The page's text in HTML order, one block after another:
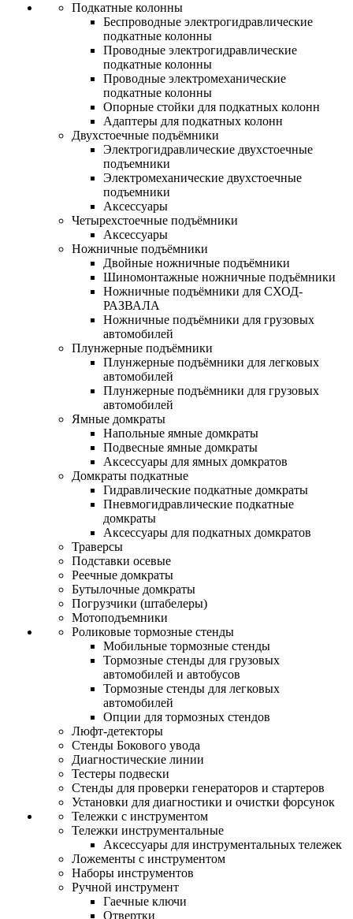
Подкатные колонны
Беспроводные электрогидравлические
подкатные колонны
Проводные электрогидравлические
подкатные колонны
Проводные электромеханические
подкатные колонны
Опорные стойки для подкатных колонн
Адаптеры для подкатных колонн
Двухстоечные подъёмники
Электрогидравлические двухстоечные
подъемники
Электромеханические двухстоечные
подъемники
Аксессуары
Четырехстоечные подъёмники
Аксессуары
Ножничные подъёмники
Двойные ножничные подъёмники
Шиномонтажные ножничные подъёмники
Ножничные подъёмники для СХОД-
РАЗВАЛА
Ножничные подъёмники для грузовых
автомобилей
Плунжерные подъёмники
Плунжерные подъёмники для легковых
автомобилей
Плунжерные подъёмники для грузовых
автомобилей
Ямные домкраты
Напольные ямные домкраты
Подвесные ямные домкраты
Аксессуары для ямных домкратов
Домкраты подкатные
Гидравлические подкатные домкраты
Пневмогидравлические подкатные
домкраты
Аксессуары для подкатных домкратов
Траверсы
Подставки осевые
Реечные домкраты
Бутылочные домкраты
Погрузчики (штабелеры)
Мотоподъемники
Роликовые тормозные стенды
Мобильные тормозные стенды
Тормозные стенды для грузовых
автомобилей и автобусов
Тормозные стенды для легковых
автомобилей
Опции для тормозных стендов
Люфт-детекторы
Стенды Бокового увода
Диагностические линии
Тестеры подвески
Стенды для проверки генераторов и стартеров
Установки для диагностики и очистки форсунок
Тележки с инструментом
Тележки инструментальные
Аксессуары для инструментальных тележек
Ложементы с инструментом
Наборы инструментов
Ручной инструмент
Гаечные ключи
Отвертки